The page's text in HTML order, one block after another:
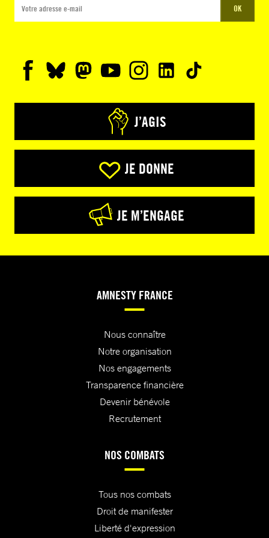
OK
J’AGIS
JE DONNE
JE M’ENGAGE
AMNESTY FRANCE
Nous connaître
Notre organisation
Nos engagements
Transparence financière
Devenir bénévole
Recrutement
NOS COMBATS
Tous nos combats
Droit de manifester
Liberté d'expression